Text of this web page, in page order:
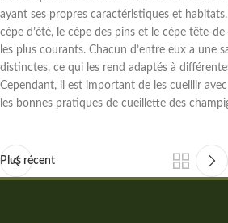
ayant ses propres caractéristiques et
cèpe d’été, le cèpe des pins et le cèpe tête-
les plus courants. Chacun d’entre eux a une
distinctes, ce qui les rend adaptés à
Cependant, il est important de les cueillir
les bonnes pratiques de cueillette des
Plus récent